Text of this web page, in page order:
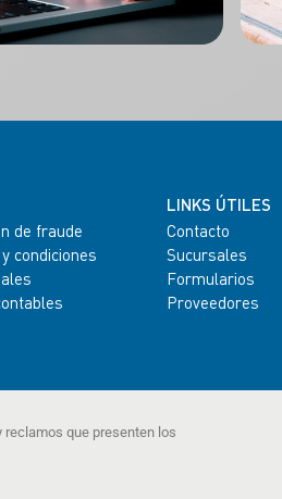
de fraude
condiciones
LINKS ÚTILES
Contacto
Sucursales
Formularios
Proveedores
reclamos que presenten los